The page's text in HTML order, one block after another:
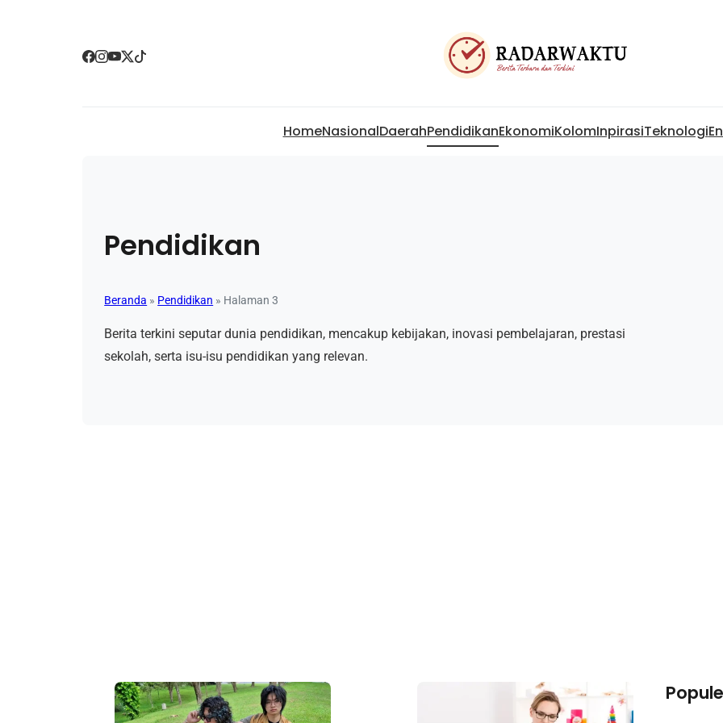
HomeNasionalDaerahPendidikanEkonomiKolomInpirasiTeknologi
Pendidikan
Beranda » Pendidikan » Halaman 3
Berita terkini seputar dunia pendidikan, mencakup kebijakan, inovasi pembelajaran, prestasi
sekolah, serta isu-isu pendidikan yang relevan.